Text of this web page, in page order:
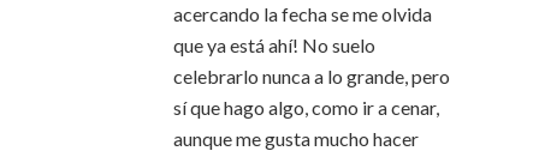
acercando la fecha se me olvida
que ya está ahí! No suelo
celebrarlo nunca a lo grande, pero
sí que hago algo, como ir a cenar,
aunque me gusta mucho hacer